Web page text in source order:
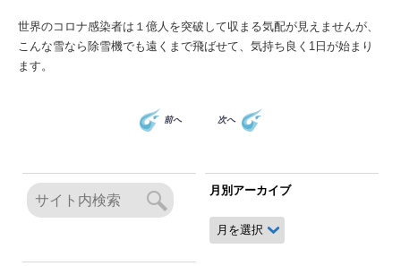
世界のコロナ感染者は１億人を突破して収まる気配が見えませんが、
こんな雪なら除雪機でも遠くまで飛ばせて、気持ち良く1日が始まり
ます。
前へ 次へ
月別アーカイブ
月
別